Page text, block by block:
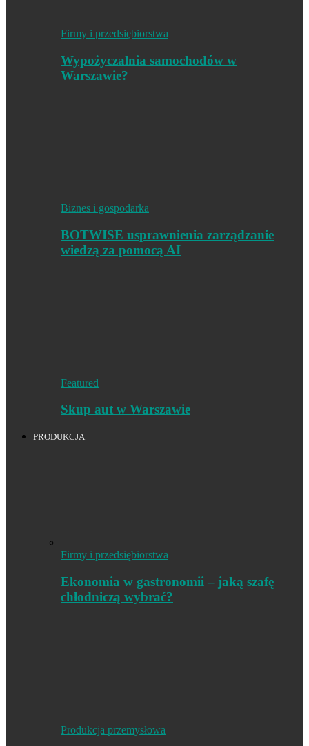
Firmy i przedsiębiorstwa
Wypożyczalnia samochodów w
Warszawie?
Biznes i gospodarka
BOTWISE usprawnienia zarządzanie
wiedzą za pomocą AI
Featured
Skup aut w Warszawie
PRODUKCJA
Firmy i przedsiębiorstwa
Ekonomia w gastronomii – jaką szafę
chłodniczą wybrać?
Produkcja przemysłowa